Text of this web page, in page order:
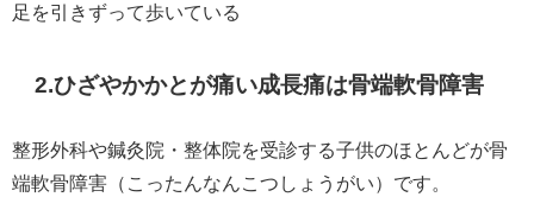
足を引きずって歩いている
2.ひざやかかとが痛い成長痛は骨端軟骨障害
整形外科や鍼灸院・整体院を受診する子供のほとんどが骨
端軟骨障害（こったんなんこつしょうがい）です。